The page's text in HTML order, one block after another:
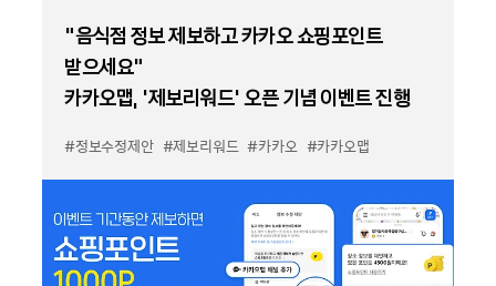
“음식점 정보 제보하고 카카오 쇼핑포인트
받으세요”
카카오맵, ‘제보리워드’ 오픈 기념 이벤트 진행
#정보수정제안 #제보리워드 #카카오 #카카오맵